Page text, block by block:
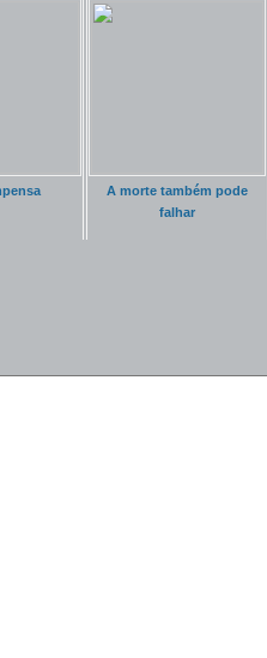
A morte também pode
falhar